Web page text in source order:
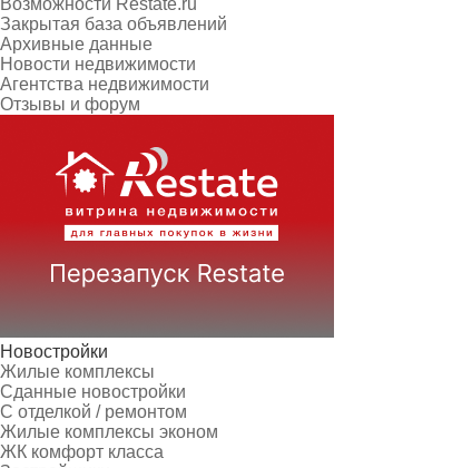
Возможности Restate.ru
Закрытая база объявлений
Архивные данные
Новости недвижимости
Агентства недвижимости
Отзывы и форум
Новостройки
Жилые комплексы
Сданные новостройки
С отделкой / ремонтом
Жилые комплексы эконом
ЖК комфорт класса